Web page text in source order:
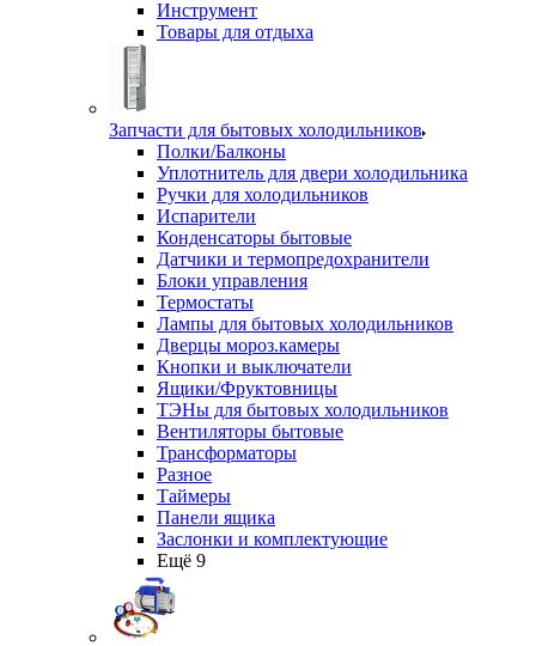
Инструмент
Товары для отдыха
Запчасти для бытовых холодильников
Полки/Балконы
Уплотнитель для двери холодильника
Ручки для холодильников
Испарители
Конденсаторы бытовые
Датчики и термопредохранители
Блоки управления
Термостаты
Лампы для бытовых холодильников
Дверцы мороз.камеры
Кнопки и выключатели
Ящики/Фруктовницы
ТЭНы для бытовых холодильников
Вентиляторы бытовые
Трансформаторы
Разное
Таймеры
Панели ящика
Заслонки и комплектующие
Ещё 9